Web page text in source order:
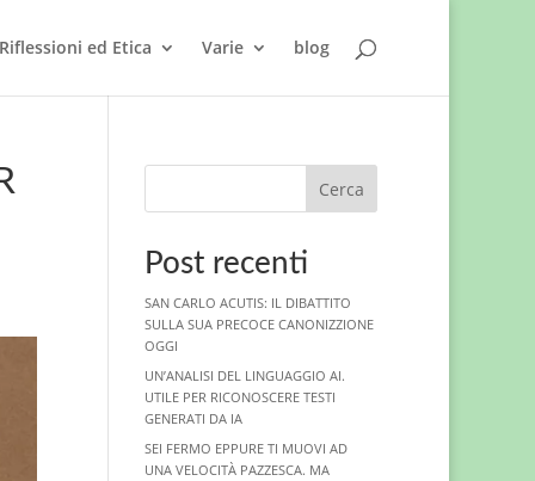
Riflessioni ed Etica Varie blog
Cerca
Post recenti
SAN CARLO ACUTIS: IL DIBATTITO
SULLA SUA PRECOCE CANONIZZIONE
OGGI
UN’ANALISI DEL LINGUAGGIO AI.
UTILE PER RICONOSCERE TESTI
GENERATI DA IA
SEI FERMO EPPURE TI MUOVI AD
UNA VELOCITÀ PAZZESCA. MA